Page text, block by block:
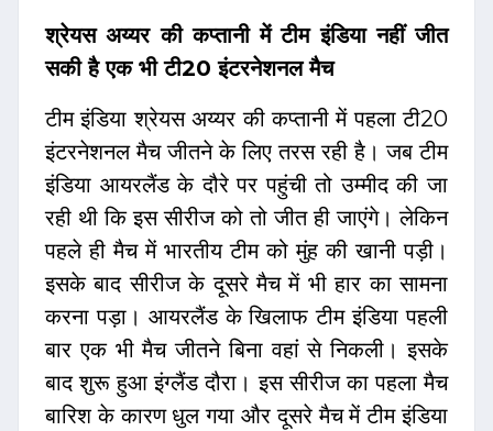
श्रेयस अय्यर की कप्तानी में टीम इंडिया नहीं जीत
सकी है एक भी टी20 इंटरनेशनल मैच
टीम इंडिया श्रेयस अय्यर की कप्तानी में पहला टी20
इंटरनेशनल मैच जीतने के लिए तरस रही है। जब टीम
इंडिया आयरलैंड के दौरे पर पहुंची तो उम्मीद की जा
रही थी कि इस सीरीज को तो जीत ही जाएंगे। लेकिन
पहले ही मैच में भारतीय टीम को मुंह की खानी पड़ी।
इसके बाद सीरीज के दूसरे मैच में भी हार का सामना
करना पड़ा। आयरलैंड के खिलाफ टीम इंडिया पहली
बार एक भी मैच जीतने बिना वहां से निकली। इसके
बाद शुरू हुआ इंग्लैंड दौरा। इस सीरीज का पहला मैच
बारिश के कारण धुल गया और दूसरे मैच में टीम इंडिया